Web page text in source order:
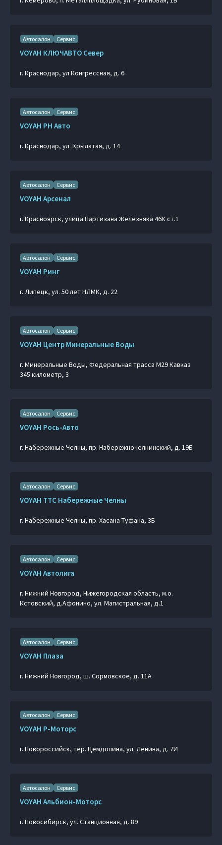
Автосалон Сервис
VOYAH КЛЮЧАВТО Север
г. Краснодар, ул Конгрессная, д. 6
Автосалон Сервис
VOYAH РН Авто
г. Краснодар, ул. Крылатая, д. 14
Автосалон Сервис
VOYAH Арсенал
г. Красноярск, улица Партизана Железняка 46К ст.1
Автосалон Сервис
VOYAH Ринг
г. Липецк, ул. 50 лет НЛМК, д. 22
Автосалон Сервис
VOYAH Центр Минеральные Воды
г. Минеральные Воды, Федеральная трасса М29 Кавказ
345 километр, 3
Автосалон Сервис
VOYAH Рось-Авто
г. Набережные Челны, пр. Набережночелнинский, д. 19Б
Автосалон Сервис
VOYAH ТТС Набережные Челны
г. Набережные Челны, пр. Хасана Туфана, 3Б
Автосалон Сервис
VOYAH Автолига
г. Нижний Новгород, Нижегородская область, м.о.
Кстовский, д.Афонино, ул. Магистральная, д.1
Автосалон Сервис
VOYAH Плаза
г. Нижний Новгород, ш. Сормовское, д. 11А
Автосалон Сервис
VOYAH Р-Моторс
г. Новороссийск, тер. Цемдолина, ул. Ленина, д. 7И
Автосалон Сервис
VOYAH Альбион-Моторс
г. Новосибирск, ул. Станционная, д. 89